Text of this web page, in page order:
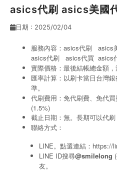
最新公告
聯絡方式
asics代刷 asics美國
日期 : 2025/02/04
服務內容：asics代刷
asics代刷
asics代買 asics
實際價格：最後結帳總金額，
匯率計算：以刷卡當日台灣
準。
代刷費用：免代刷費、免代
(1.5%)
截止日期：無。長期可以代刷
聯絡方式：
LINE。點選連結： https://
LINE ID搜尋@smilelong
友。